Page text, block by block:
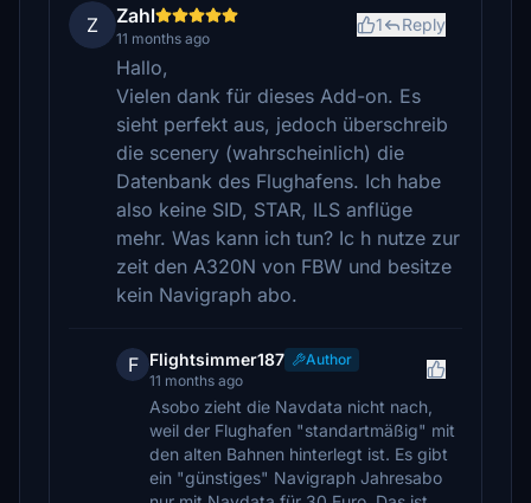
Z Zahl
11 months ago
1 Reply
Hallo,
Vielen dank für dieses Add-on. Es
sieht perfekt aus, jedoch überschreib
die scenery (wahrscheinlich) die
Datenbank des Flughafens. Ich habe
also keine SID, STAR, ILS anflüge
mehr. Was kann ich tun? Ic h nutze zur
zeit den A320N von FBW und besitze
kein Navigraph abo.
F Flightsimmer187
Author
11 months ago
Asobo zieht die Navdata nicht nach,
weil der Flughafen "standartmäßig" mit
den alten Bahnen hinterlegt ist. Es gibt
ein "günstiges" Navigraph Jahresabo